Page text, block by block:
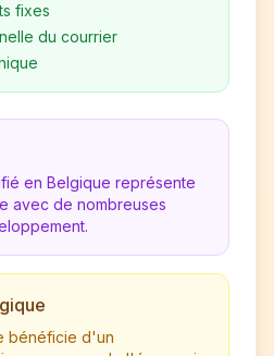
fixes
du courrier
en Belgique représente
avec de nombreuses
bénéficie d'un